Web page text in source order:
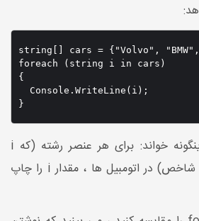
string[] cars = {"Volvo",
foreach (string i in cars)
{
  Console.WriteLine(i);
}
مثال بالا را می توان اینگونه خواند: برای هر عنصر رشته (که i
نامیده می شود - مانند شاخص) در اتومبیل ها ، مقدار i را چاپ